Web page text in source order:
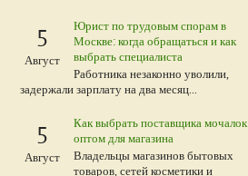
5
Август
Юрист по трудовым спорам в
Москве: когда обращаться и как
выбрать специалиста
Работника незаконно уволили,
задержали зарплату на два месяц...
5
Август
Как выбрать поставщика мочалок
оптом для магазина
Владельцы магазинов бытовых
товаров, сетей косметики и